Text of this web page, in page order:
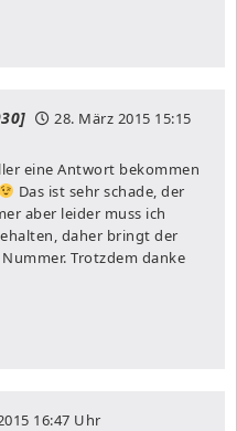
28. März 2015 15:15
eine Antwort bekommen
Das ist sehr schade, der
aber leider muss ich
daher bringt der
Trotzdem danke
16:47 Uhr